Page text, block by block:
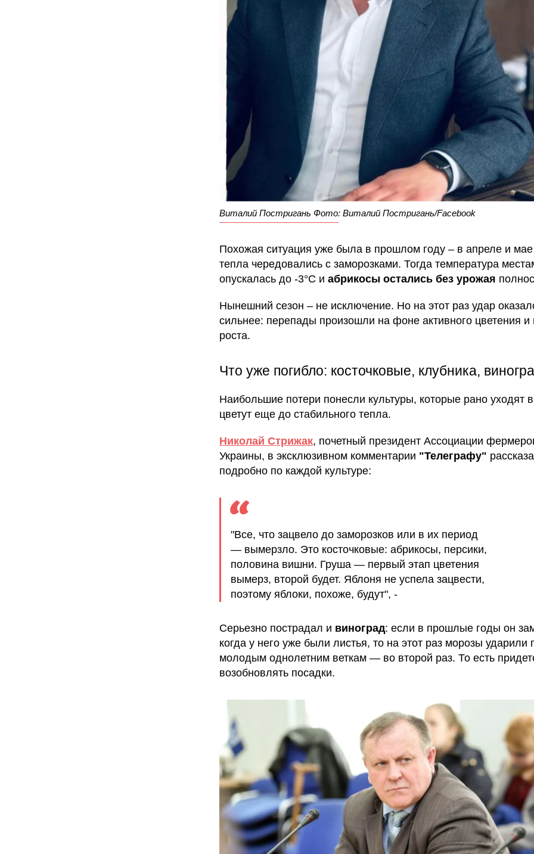
Виталий Постригань Фото: Виталий Постригань/Facebook
Похожая ситуация уже была в прошлом году – в апреле и
тепла чередовались с заморозками. Тогда температура
опускалась до -3°C и абрикосы остались без урожая
Нынешний сезон – не исключение. Но на этот раз удар
сильнее: перепады произошли на фоне активного цветения и
роста.
Что уже погибло: косточковые, клубника,
Наибольшие потери понесли культуры, которые рано уходят
цветут еще до стабильного тепла.
Николай Стрижак, почетный президент Ассоциации
Украины, в эксклюзивном комментарии "Телеграфу"
подробно по каждой культуре:
"Все, что зацвело до заморозков или в их период
— вымерзло. Это косточковые: абрикосы, персики,
половина вишни. Груша — первый этап цветения
вымерз, второй будет. Яблоня не успела зацвести,
поэтому яблоки, похоже, будут", -
Серьезно пострадал и виноград: если в прошлые годы он
когда у него уже были листья, то на этот раз морозы ударили
молодым однолетним веткам — во второй раз. То есть
возобновлять посадки.